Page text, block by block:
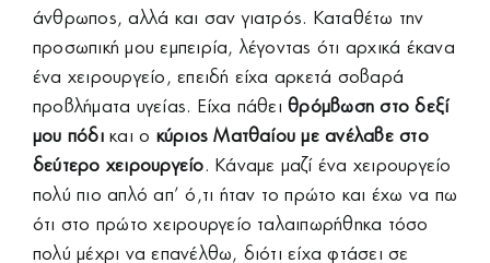
άνθρωπος, αλλά και σαν γιατρός. Καταθέτω την
προσωπική μου εμπειρία, λέγοντας ότι αρχικά έκανα
ένα χειρουργείο, επειδή είχα αρκετά σοβαρά
προβλήματα υγείας. Είχα πάθειθρόμβωση στο δεξί
μου πόδικαι ο κύριος Ματθαίου με ανέλαβε στο
δεύτερο χειρουργείο. Κάναμε μαζί ένα χειρουργείο
πολύ πιο απλό απ’ ό,τι ήταν το πρώτο και έχω να πω
ότι στο πρώτο χειρουργείο ταλαιπωρήθηκα τόσο
πολύ μέχρι να επανέλθω, διότι είχα φτάσει σε